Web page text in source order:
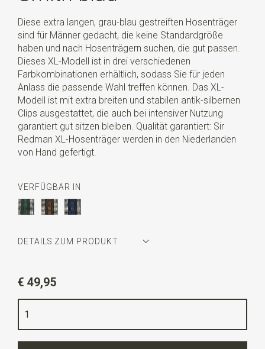
Diese extra langen, grau-blau gestreiften Hosenträger
sind für Männer gedacht, die keine Standardgröße
haben und nach Hosenträgern suchen, die gut passen.
Dieses XL-Modell ist in drei verschiedenen
Farbkombinationen erhältlich, sodass Sie für jeden
Anlass die passende Wahl treffen können. Das XL-
Modell ist mit extra breiten und stabilen antik-silbernen
Clips ausgestattet, die auch bei intensiver Nutzung
garantiert gut sitzen bleiben. Qualität garantiert: Sir
Redman XL-Hosenträger werden in den Niederlanden
von Hand gefertigt.
VERFÜGBAR IN
DETAILS ZUM PRODUKT
Farbe
Qualität
€ 49,95